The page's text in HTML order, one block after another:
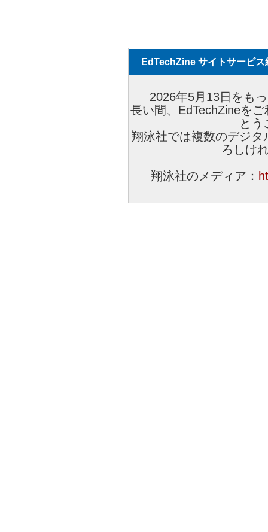
EdTechZine サイトサービス
2026年5月13日をも
長い間、EdTechZineを
とう
翔泳社では複数のデジ
ろしけ
翔泳社のメディア：